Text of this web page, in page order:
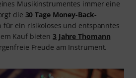
Musikinstrumentes immer eine
die 30 Tage Money-Back-
für ein risikoloses und entspanntes
Kauf bieten3 Jahre Thomann
Freude am Instrument.